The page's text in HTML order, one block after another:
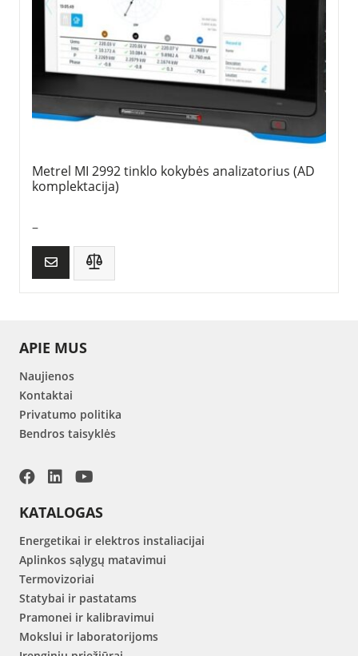
Metrel MI 2992 tinklo kokybės analizatorius (AD
komplektacija)
–
APIE MUS
Naujienos
Kontaktai
Privatumo politika
Bendros taisyklės
KATALOGAS
Energetikai ir elektros instaliacijai
Aplinkos sąlygų matavimui
Termovizoriai
Statybai ir pastatams
Pramonei ir kalibravimui
Mokslui ir laboratorijoms